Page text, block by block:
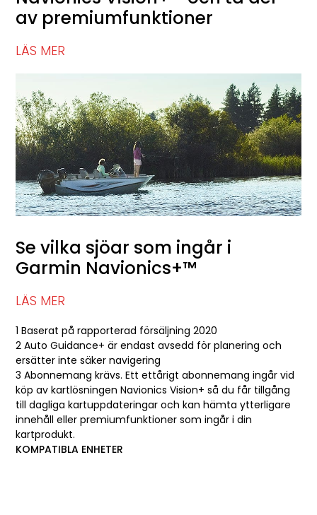
av premiumfunktioner
LÄS MER
Se vilka sjöar som ingår i
Garmin Navionics+™
LÄS MER
1Baserat på rapporterad försäljning 2020
2Auto Guidance+ är endast avsedd för planering och
ersätter inte säker navigering
3Abonnemang krävs. Ett ettårigt abonnemang ingår vid
köp av kartlösningen Navionics Vision+ så du får tillgång
till dagliga kartuppdateringar och kan hämta ytterligare
innehåll eller premiumfunktioner som ingår i din
kartprodukt.
KOMPATIBLA ENHETER